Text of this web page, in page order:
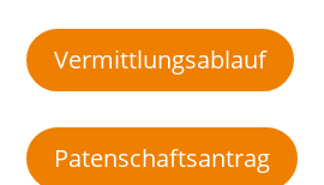
Vermittlungsablauf
Patenschaftsantrag